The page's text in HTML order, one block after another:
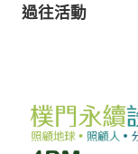
過往活動